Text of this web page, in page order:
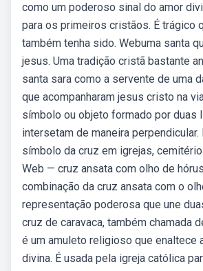
como um poderoso sinal do amor
para os primeiros cristãos. É trágico
também tenha sido. Webuma santa
jesus. Uma tradição cristã bastante
santa sara como a servente de uma
que acompanharam jesus cristo na
símbolo ou objeto formado por duas
intersetam de maneira perpendicular.
símbolo da cruz em igrejas,
Web — cruz ansata com olho de
combinação da cruz ansata com o
representação poderosa que une
cruz de caravaca, também chamada
é um amuleto religioso que enaltece
divina. É usada pela igreja católica